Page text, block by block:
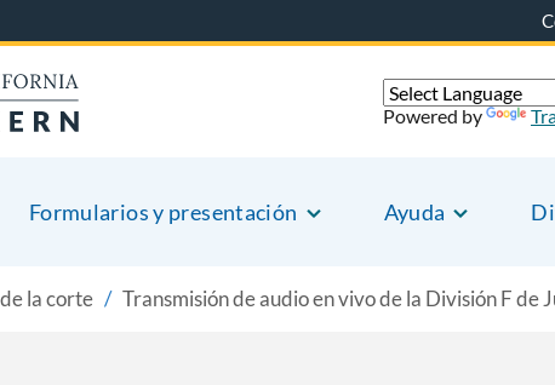
Formularios y presentación Ayuda
Powered by
la corte Transmisión de audio en vivo de la División F de